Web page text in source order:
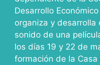
Desarrollo
organiza y desarrolla
sonido de una
los días 19 y 22 de
formación de la